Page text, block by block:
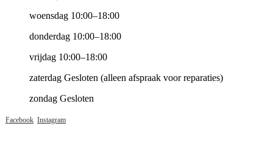
woensdag 10:00–18:00
donderdag 10:00–18:00
vrijdag 10:00–18:00
zaterdag Gesloten (alleen afspraak voor reparaties)
zondag Gesloten
Facebook Instagram